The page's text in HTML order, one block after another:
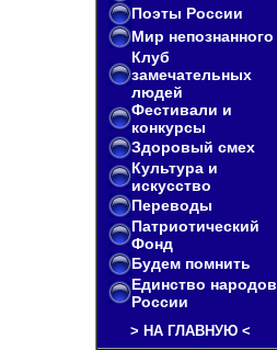
Поэты России
Мир непознанного
Клуб
замечательных
людей
Фестивали и
конкурсы
Здоровый смех
Культура и
искусство
Переводы
Патриотический
Фонд
Будем помнить
Единство народов
России
> НА ГЛАВНУЮ <